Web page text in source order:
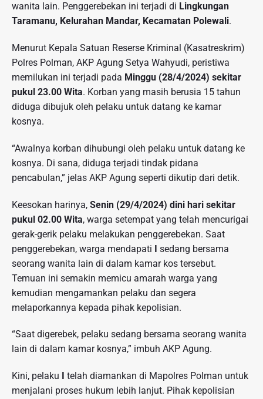
wanita lain. Penggerebekan ini terjadi di Lingkungan
Taramanu, Kelurahan Mandar, Kecamatan Polewali.
Menurut Kepala Satuan Reserse Kriminal (Kasatreskrim)
Polres Polman, AKP Agung Setya Wahyudi, peristiwa
memilukan ini terjadi pada Minggu (28/4/2024) sekitar
pukul 23.00 Wita. Korban yang masih berusia 15 tahun
diduga dibujuk oleh pelaku untuk datang ke kamar
kosnya.
“Awalnya korban dihubungi oleh pelaku untuk datang ke
kosnya. Di sana, diduga terjadi tindak pidana
pencabulan,” jelas AKP Agung seperti dikutip dari detik.
Keesokan harinya, Senin (29/4/2024) dini hari sekitar
pukul 02.00 Wita, warga setempat yang telah mencurigai
gerak-gerik pelaku melakukan penggerebekan. Saat
penggerebekan, warga mendapati I sedang bersama
seorang wanita lain di dalam kamar kos tersebut.
Temuan ini semakin memicu amarah warga yang
kemudian mengamankan pelaku dan segera
melaporkannya kepada pihak kepolisian.
“Saat digerebek, pelaku sedang bersama seorang wanita
lain di dalam kamar kosnya,” imbuh AKP Agung.
Kini, pelaku I telah diamankan di Mapolres Polman untuk
menjalani proses hukum lebih lanjut. Pihak kepolisian